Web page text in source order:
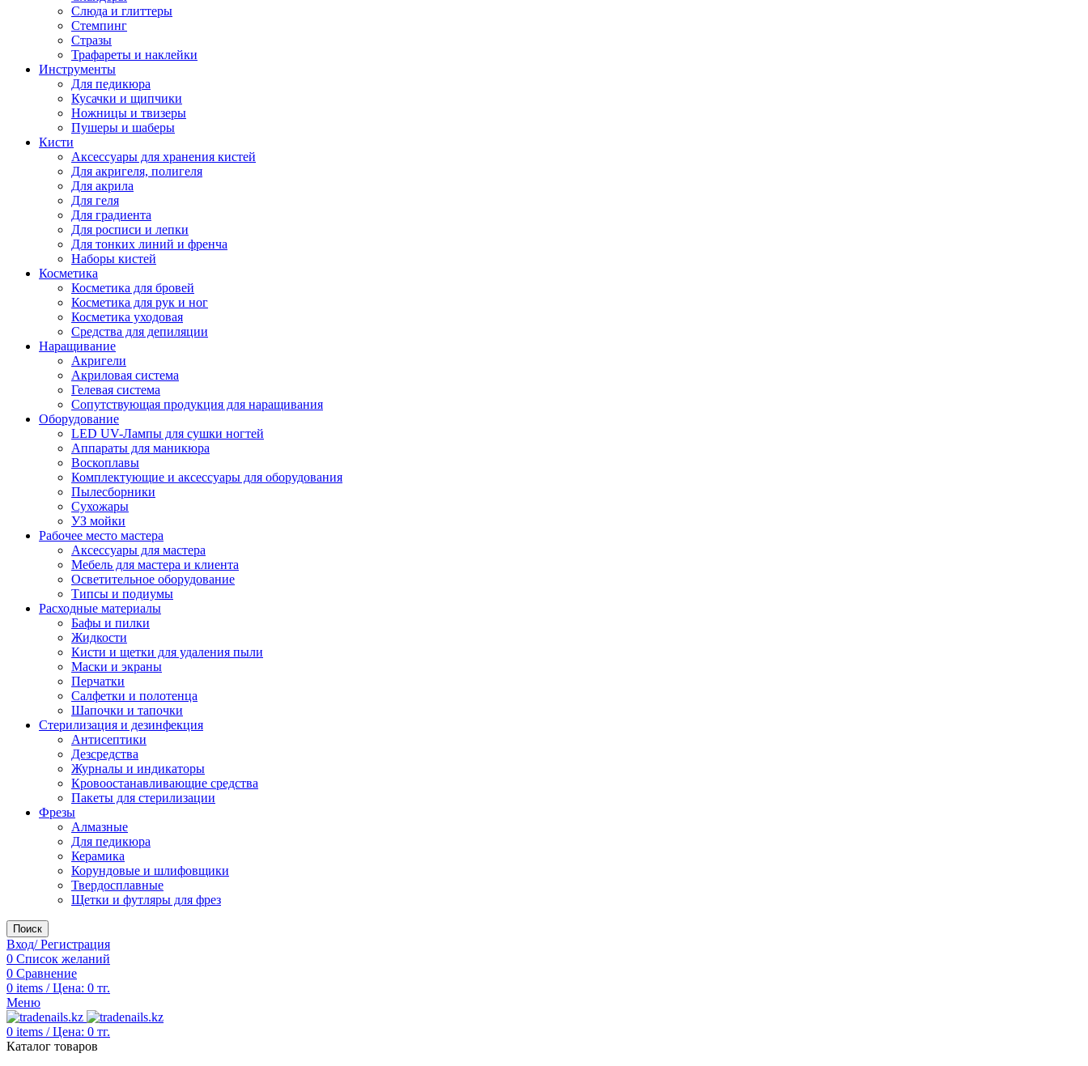
Слюда и глиттеры
Стемпинг
Стразы
Трафареты и наклейки
Инструменты
Для педикюра
Кусачки и щипчики
Ножницы и твизеры
Пушеры и шаберы
Кисти
Аксессуары для хранения кистей
Для акригеля, полигеля
Для акрила
Для геля
Для градиента
Для росписи и лепки
Для тонких линий и френча
Наборы кистей
Косметика
Косметика для бровей
Косметика для рук и ног
Косметика уходовая
Средства для депиляции
Наращивание
Акригели
Акриловая система
Гелевая система
Сопутствующая продукция для наращивания
Оборудование
LED UV-Лампы для сушки ногтей
Аппараты для маникюра
Воскоплавы
Комплектующие и аксессуары для оборудования
Пылесборники
Сухожары
УЗ мойки
Рабочее место мастера
Аксессуары для мастера
Мебель для мастера и клиента
Осветительное оборудование
Типсы и подиумы
Расходные материалы
Бафы и пилки
Жидкости
Кисти и щетки для удаления пыли
Маски и экраны
Перчатки
Салфетки и полотенца
Шапочки и тапочки
Стерилизация и дезинфекция
Антисептики
Дезсредства
Журналы и индикаторы
Кровоостанавливающие средства
Пакеты для стерилизации
Фрезы
Алмазные
Для педикюра
Керамика
Корундовые и шлифовщики
Твердосплавные
Щетки и футляры для фрез
Поиск
Вход/ Регистрация
0 Список желаний
0 Сравнение
0 items / Цена: 0 тг.
Меню
0 items / Цена: 0 тг.
Каталог товаров